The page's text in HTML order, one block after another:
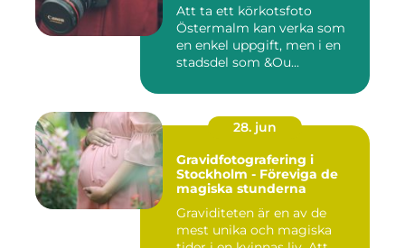
Att ta ett körkotsfoto
Östermalm kan verka som
en enkel uppgift, men i en
stadsdel som &Ou...
28. jun
Gravidfotografering i
Stockholm - Föreviga de
magiska stunderna
Graviditeten är en av de
mest unika och magiska